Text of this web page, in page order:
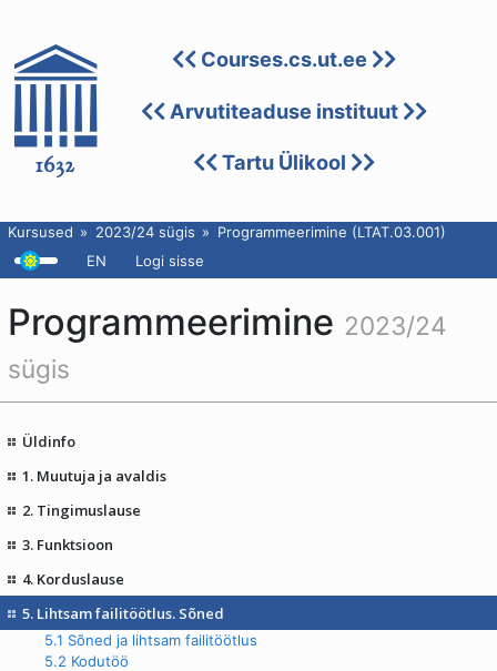
Courses.cs.ut.ee
Arvutiteaduse instituut
Tartu Ülikool
Kursused 2023/24 sügis
Programmeerimine (LTAT.03.001)
EN
Logi sisse
Programmeerimine 2023/24
sügis
Üldinfo
1. Muutuja ja avaldis
2. Tingimuslause
3. Funktsioon
4. Korduslause
5. Lihtsam failitöötlus. Sõned
5.1 Sõned ja lihtsam failitöötlus
5.2 Kodutöö